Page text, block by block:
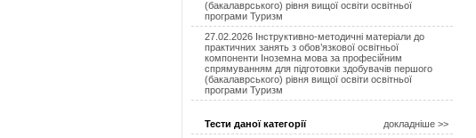
(бакалаврського) рівня вищої освіти освітньої
програми Туризм
27.02.2026 Інструктивно-методичні матеріали до
практичних занять з обов’язкової освітньої
компоненти Іноземна мова за професійним
спрямуванням для підготовки здобувачів першого
(бакалаврського) рівня вищої освіти освітньої
програми Туризм
Тести даної категорії
докладніше >>